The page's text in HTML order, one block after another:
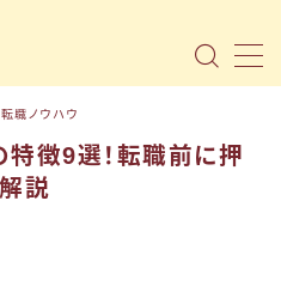
まとめ
転職ノウハウ
徴9選！転職前に押
説